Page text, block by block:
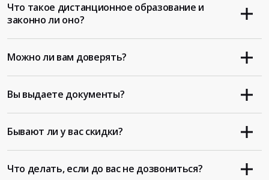
Что такое дистанционное образование и
законно ли оно?
Можно ли вам доверять?
Вы выдаете документы?
Бывают ли у вас скидки?
Что делать, если до вас не дозвониться?